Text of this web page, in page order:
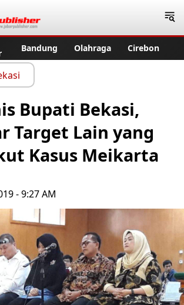
Bandung Olahraga Cirebon
Bupati Bekasi,
Target Lain yang
Kasus Meikarta
- 9:27 AM